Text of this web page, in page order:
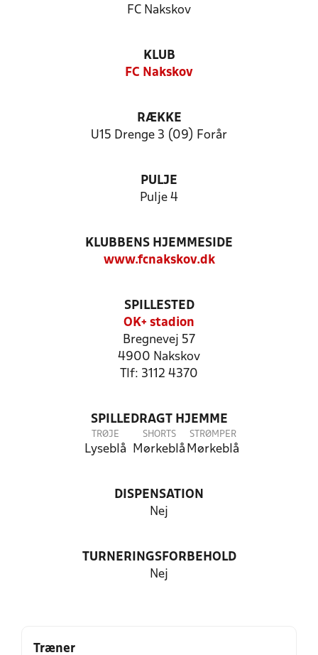
FC Nakskov
KLUB
FC Nakskov
RÆKKE
U15 Drenge 3 (09) Forår
PULJE
Pulje 4
KLUBBENS HJEMMESIDE
www.fcnakskov.dk
SPILLESTED
OK+ stadion
Bregnevej 57
4900 Nakskov
Tlf: 3112 4370
SPILLEDRAGT HJEMME
TRØJE
Lyseblå
SHORTS
Mørkeblå
STRØMPER
Mørkeblå
DISPENSATION
Nej
TURNERINGSFORBEHOLD
Nej
Træner